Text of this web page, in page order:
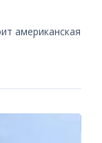
американская